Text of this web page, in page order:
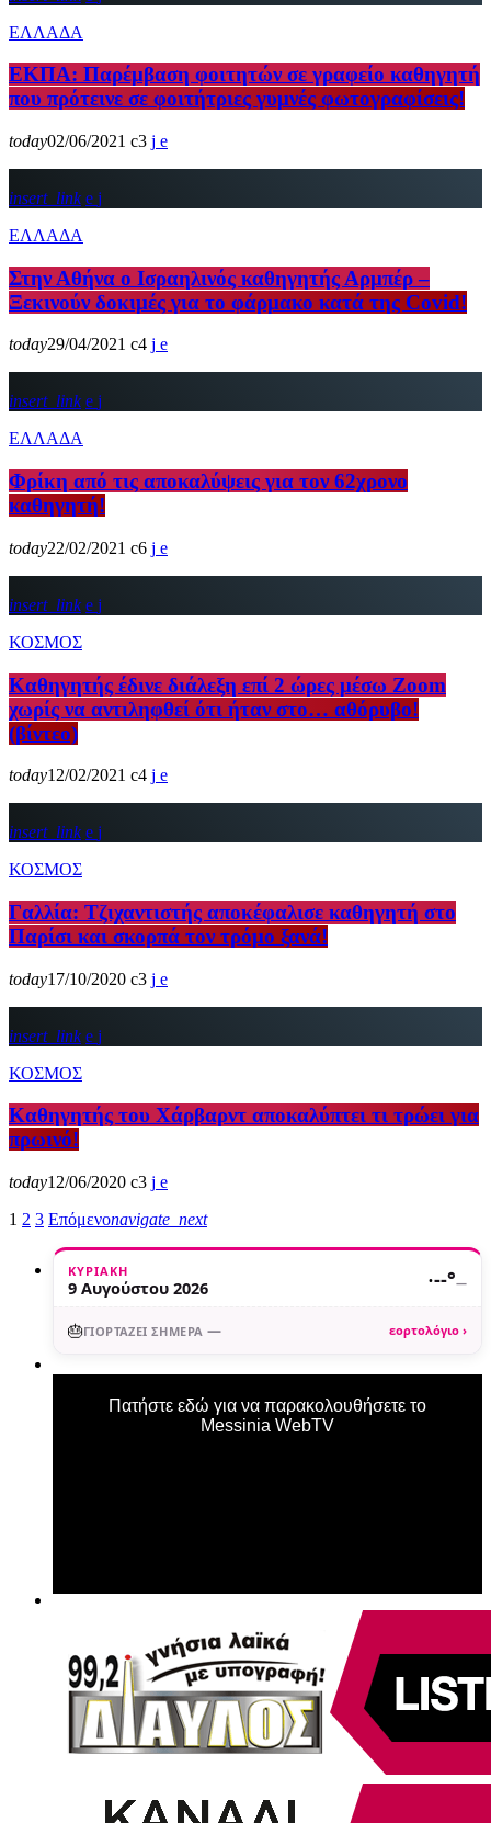
ΕΛΛΑΔΑ
ΕΚΠΑ: Παρέμβαση φοιτητών σε γραφείο καθηγητή
που πρότεινε σε φοιτήτριες γυμνές φωτογραφίσεις!
today02/06/2021 3
insert_link
ΕΛΛΑΔΑ
Στην Αθήνα ο Ισραηλινός καθηγητής Αρμπέρ –
Ξεκινούν δοκιμές για το φάρμακο κατά της Covid!
today29/04/2021 4
insert_link
ΕΛΛΑΔΑ
Φρίκη από τις αποκαλύψεις για τον 62χρονο
καθηγητή!
today22/02/2021 6
insert_link
ΚΟΣΜΟΣ
Καθηγητής έδινε διάλεξη επί 2 ώρες μέσω Zoom
χωρίς να αντιληφθεί ότι ήταν στο… αθόρυβο!
(βίντεο)
today12/02/2021 4
insert_link
ΚΟΣΜΟΣ
Γαλλία: Τζιχαντιστής αποκέφαλισε καθηγητή στο
Παρίσι και σκορπά τον τρόμο ξανά!
today17/10/2020 3
insert_link
ΚΟΣΜΟΣ
Καθηγητής του Χάρβαρντ αποκαλύπτει τι τρώει για
πρωινό!
today12/06/2020
3
1 2 3 Επόμενοnavigate_next
ΚΥΡΙΑΚΉ
9 Αυγούστου 2026 ·--°—
🎂ΓΙΟΡΤΆΖΕΙ ΣΉΜΕΡΑ — εορτολόγιο ›
Πατήστε εδώ για να παρακολουθήσετε το
Messinia WebTV